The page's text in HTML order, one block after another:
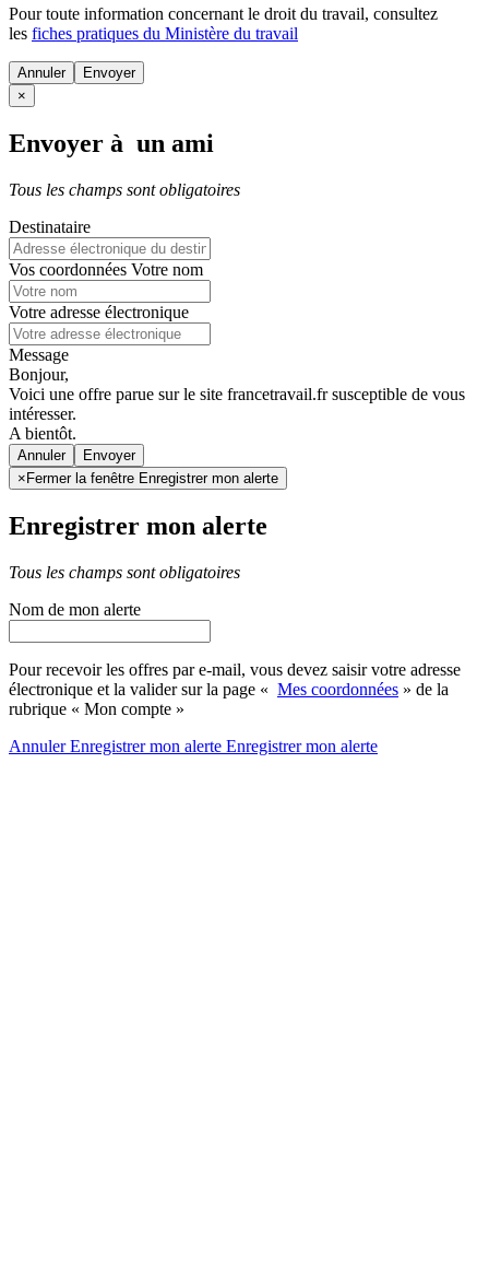
Pour toute information concernant le droit du travail, consultez
les fiches pratiques du Ministère du travail
Annuler
×
Envoyer à un ami
Tous les champs sont obligatoires
Destinataire
Vos coordonnées Votre nom
Votre adresse électronique
Message
Bonjour,
Voici une offre parue sur le site francetravail.fr susceptible de vous
intéresser.
A bientôt.
Annuler
× Fermer la fenêtre Enregistrer mon alerte
Enregistrer mon alerte
Tous les champs sont obligatoires
Nom de mon alerte
Pour recevoir les offres par e-mail, vous devez saisir votre adresse
électronique et la valider sur la page « Mes coordonnées » de la
rubrique « Mon compte »
AnnulerEnregistrer mon alerte Enregistrermon alerte